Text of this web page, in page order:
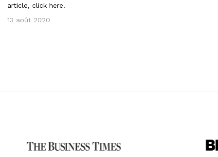
article, click here.
13 août 2020